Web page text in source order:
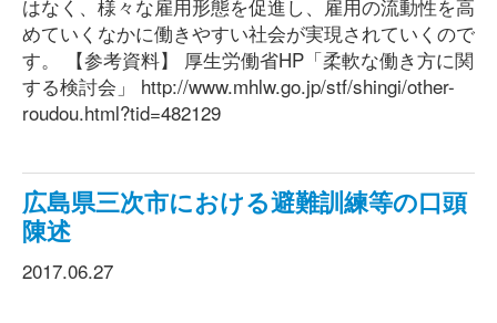
はなく、様々な雇用形態を促進し、雇用の流動性を高
めていくなかに働きやすい社会が実現されていくので
す。 【参考資料】 厚生労働省HP「柔軟な働き方に関
する検討会」 http://www.mhlw.go.jp/stf/shingi/other-
roudou.html?tid=482129
広島県三次市における避難訓練等の口頭
陳述
2017.06.27